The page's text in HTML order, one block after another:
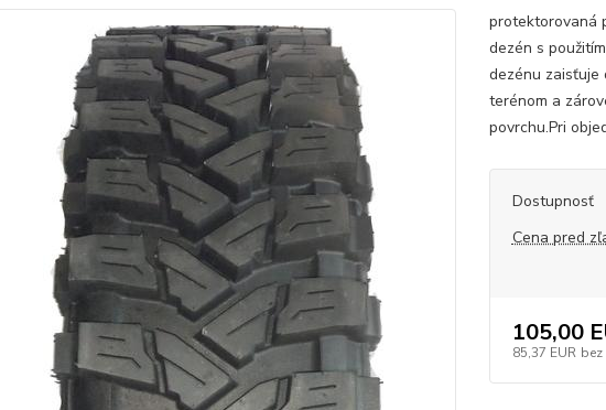
protektorovaná
dezén s
dezénu zaisťuje
terénom a
povrchu.Pri
Dostupnosť
Cena pred
105,00
85,37 EUR bez